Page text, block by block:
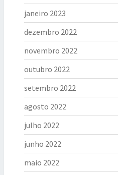
janeiro 2023
dezembro 2022
novembro 2022
outubro 2022
setembro 2022
agosto 2022
julho 2022
junho 2022
maio 2022